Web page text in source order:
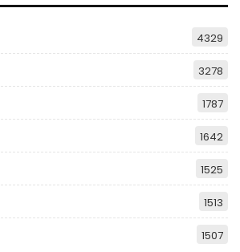
4329
3278
1787
1642
1525
1513
1507